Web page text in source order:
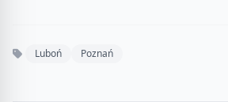
Luboń Poznań